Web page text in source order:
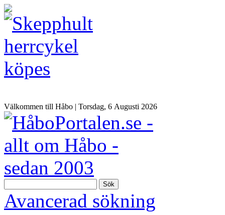
Välkommen till Håbo | Torsdag, 6 Αugusti 2026
Sök
Avancerad sökning